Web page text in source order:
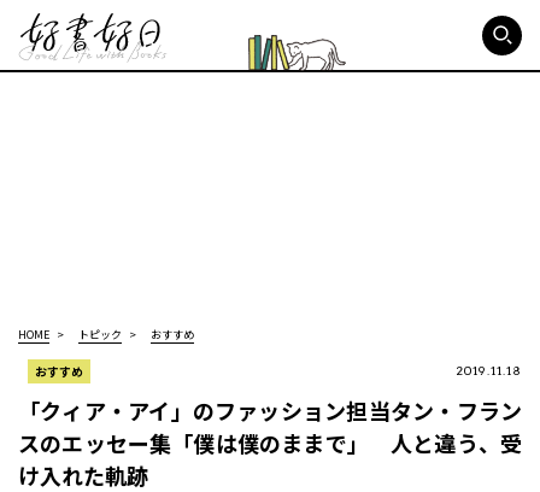
HOME トピック おすすめ
おすすめ 2019.11.18
「クィア・アイ」のファッション担当タン・フラン
スのエッセー集「僕は僕のままで」 人と違う、受
け入れた軌跡